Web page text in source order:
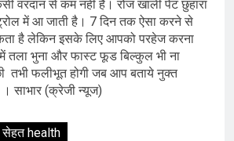
वरदान से कम नहीं है। रोज खाली पेट छुहारा
में आ जाती है। 7 दिन तक ऐसा करने से
है लेकिन इसके लिए आपको परहेज करना
तला भुना और फास्ट फूड बिल्कुल भी ना
तभी फलीभूत होगी जब आप बताये नुक्त
साभार (क्रेजी न्यूज)
सेहत health